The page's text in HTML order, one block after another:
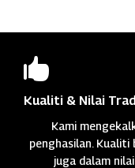

Kualiti & Nilai
Kami
penghasilan.
juga dalam